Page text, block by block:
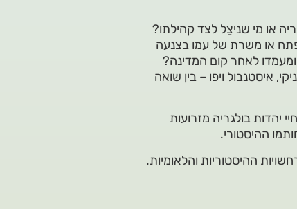
או מי שניצַל לצד קהילתו?
או משרת של עמו בצנעה
ומעמדו לאחר קום המדינה?
איסטנבול ויפו – בין שואה
יהדות בולגריה מזרועות
ההיסטורי.
ההיסטוריות והלאומיות.